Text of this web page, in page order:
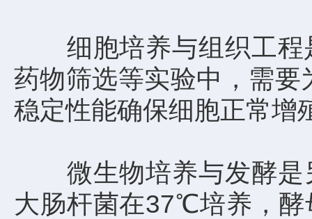
细胞培养与组织工程
药物筛选等实验中，需
稳定性能确保细胞正常增
微生物培养与发酵是
大肠杆菌在37℃培养，